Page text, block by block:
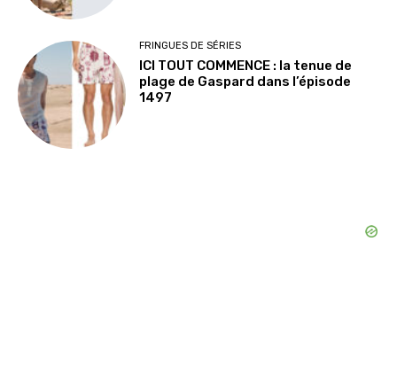
FRINGUES DE SÉRIES
ICI TOUT COMMENCE : la tenue de
plage de Gaspard dans l’épisode
1497